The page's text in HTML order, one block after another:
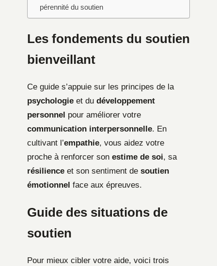
pérennité du soutien
Les fondements du soutien
bienveillant
Ce guide s’appuie sur les principes de la
psychologie et du développement
personnel pour améliorer votre
communication interpersonnelle. En
cultivant l’empathie, vous aidez votre
proche à renforcer son estime de soi, sa
résilience et son sentiment de soutien
émotionnel face aux épreuves.
Guide des situations de
soutien
Pour mieux cibler votre aide, voici trois